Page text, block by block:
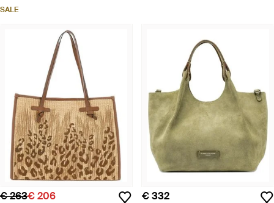
SALE
€ 263€ 206 € 332